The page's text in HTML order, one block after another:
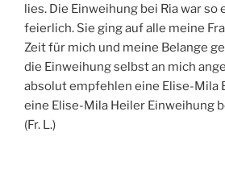
lies. Die Einweihung bei Ria war so
feierlich. Sie ging auf alle meine
Zeit für mich und meine Belange
die Einweihung selbst an mich
absolut empfehlen eine Elise-Mila
eine Elise-Mila Heiler Einweihung
(Fr. L.)